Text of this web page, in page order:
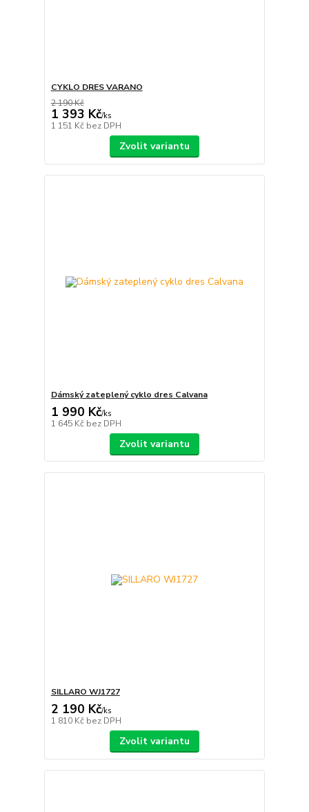
CYKLO DRES VARANO
2 190 Kč
1 393 Kč/ks
1 151 Kč bez DPH
Zvolit variantu
Dámský zateplený cyklo dres Calvana
1 990 Kč/ks
1 645 Kč bez DPH
Zvolit variantu
SILLARO WJ1727
2 190 Kč/ks
1 810 Kč bez DPH
Zvolit variantu